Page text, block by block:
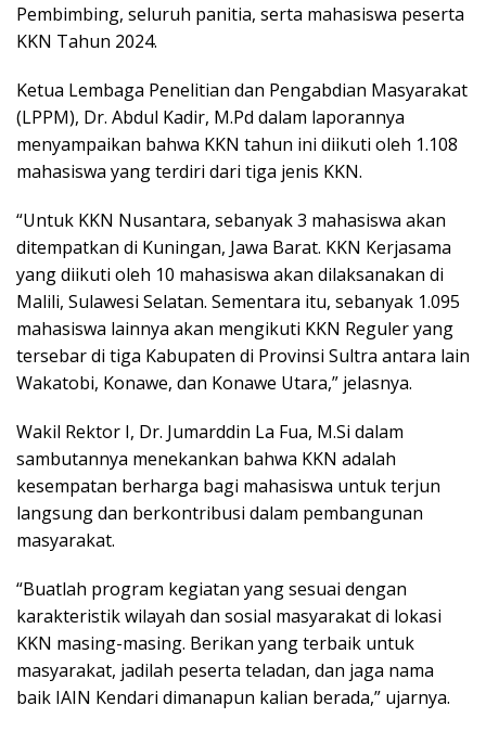
Pembimbing, seluruh panitia, serta mahasiswa peserta
KKN Tahun 2024.
Ketua Lembaga Penelitian dan Pengabdian Masyarakat
(LPPM), Dr. Abdul Kadir, M.Pd dalam laporannya
menyampaikan bahwa KKN tahun ini diikuti oleh 1.108
mahasiswa yang terdiri dari tiga jenis KKN.
“Untuk KKN Nusantara, sebanyak 3 mahasiswa akan
ditempatkan di Kuningan, Jawa Barat. KKN Kerjasama
yang diikuti oleh 10 mahasiswa akan dilaksanakan di
Malili, Sulawesi Selatan. Sementara itu, sebanyak 1.095
mahasiswa lainnya akan mengikuti KKN Reguler yang
tersebar di tiga Kabupaten di Provinsi Sultra antara lain
Wakatobi, Konawe, dan Konawe Utara,” jelasnya.
Wakil Rektor I, Dr. Jumarddin La Fua, M.Si dalam
sambutannya menekankan bahwa KKN adalah
kesempatan berharga bagi mahasiswa untuk terjun
langsung dan berkontribusi dalam pembangunan
masyarakat.
“Buatlah program kegiatan yang sesuai dengan
karakteristik wilayah dan sosial masyarakat di lokasi
KKN masing-masing. Berikan yang terbaik untuk
masyarakat, jadilah peserta teladan, dan jaga nama
baik IAIN Kendari dimanapun kalian berada,” ujarnya.